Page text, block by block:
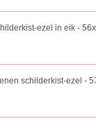
ezel in eik -
schilderkist-ezel -